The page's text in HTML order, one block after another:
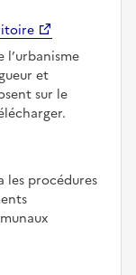
l’urbanisme
et
sur le
les procédures